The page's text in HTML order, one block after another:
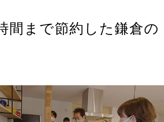
まで節約した鎌倉の